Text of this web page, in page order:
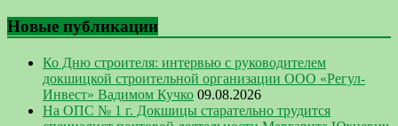
Новые публикации
Ко Дню строителя: интервью с руководителем
докшицкой строительной организации ООО «Регул-
Инвест» Вадимом Кучко 09.08.2026
На ОПС № 1 г. Докшицы старательно трудится